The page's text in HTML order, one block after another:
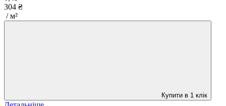
304 ₴
/ м²
Купити в 1 клік